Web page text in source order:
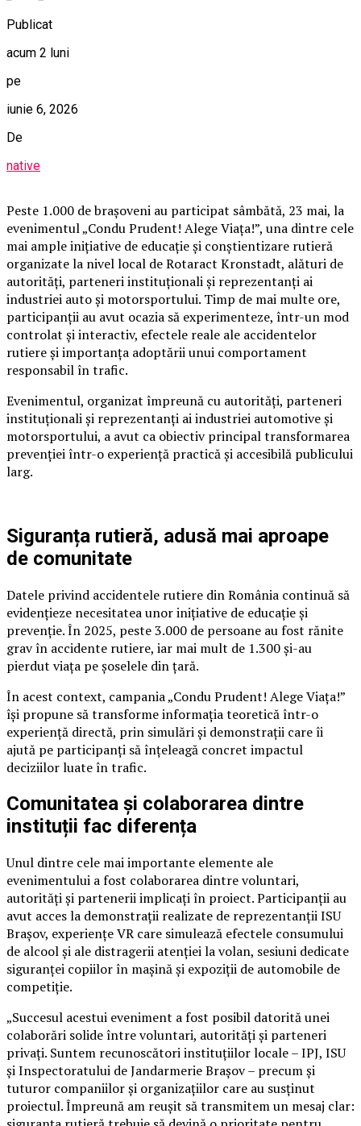
Publicat
acum 2 luni
pe
iunie 6, 2026
De
native
Peste 1.000 de brașoveni au participat sâmbătă, 23 mai, la
evenimentul „Condu Prudent! Alege Viața!”, una dintre cele
mai ample inițiative de educație și conștientizare rutieră
organizate la nivel local de Rotaract Kronstadt, alături de
autorități, parteneri instituționali și reprezentanți ai
industriei auto și motorsportului. Timp de mai multe ore,
participanții au avut ocazia să experimenteze, într-un mod
controlat și interactiv, efectele reale ale accidentelor
rutiere și importanța adoptării unui comportament
responsabil în trafic.
Evenimentul, organizat împreună cu autorități, parteneri
instituționali și reprezentanți ai industriei automotive și
motorsportului, a avut ca obiectiv principal transformarea
prevenției într-o experiență practică și accesibilă publicului
larg.
Siguranța rutieră, adusă mai aproape
de comunitate
Datele privind accidentele rutiere din România continuă să
evidențieze necesitatea unor inițiative de educație și
prevenție. În 2025, peste 3.000 de persoane au fost rănite
grav în accidente rutiere, iar mai mult de 1.300 și-au
pierdut viața pe șoselele din țară.
În acest context, campania „Condu Prudent! Alege Viața!”
își propune să transforme informația teoretică într-o
experiență directă, prin simulări și demonstrații care îi
ajută pe participanți să înțeleagă concret impactul
deciziilor luate în trafic.
Comunitatea și colaborarea dintre
instituții fac diferența
Unul dintre cele mai importante elemente ale
evenimentului a fost colaborarea dintre voluntari,
autorități și partenerii implicați în proiect. Participanții au
avut acces la demonstrații realizate de reprezentanții ISU
Brașov, experiențe VR care simulează efectele consumului
de alcool și ale distragerii atenției la volan, sesiuni dedicate
siguranței copiilor în mașină și expoziții de automobile de
competiție.
„Succesul acestui eveniment a fost posibil datorită unei
colaborări solide între voluntari, autorități și parteneri
privați. Suntem recunoscători instituțiilor locale – IPJ, ISU
și Inspectoratului de Jandarmerie Brașov – precum și
tuturor companiilor și organizațiilor care au susținut
proiectul. Împreună am reușit să transmitem un mesaj clar: